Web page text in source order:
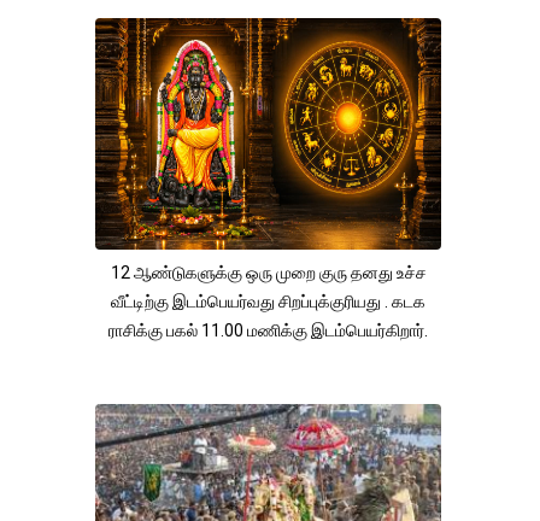
12 ஆண்டுகளுக்கு ஒரு முறை குரு தனது உச்ச
வீட்டிற்கு இடம்பெயர்வது சிறப்புக்குரியது . கடக
ராசிக்கு பகல் 11.00 மணிக்கு இடம்பெயர்கிறார்.